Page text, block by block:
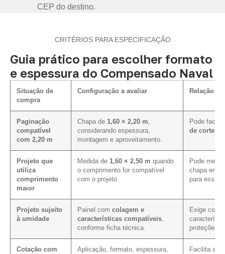
CEP do destino.
CRITÉRIOS PARA ESPECIFICAÇÃO
Guia prático para escolher formato
e espessura do Compensado Naval
Situação de
compra
Configuração a avaliar Relação
Paginação
compatível
com 2,20 m
Chapa de 1,60 × 2,20 m
considerando espessura,
montagem e aproveitamento.
Pode
de corte e
Projeto que
utiliza
comprimento
maior
Medida de 1,60 × 2,50 m quando
o comprimento for compatível
com o projeto.
Pode
chapa em
para essa
Projeto sujeito
à umidade
Painel com colagem e
características compatíveis
conforme ficha técnica.
Exige
proteções
Cotação com
Aplicação, formato, espessura,
Facilita a